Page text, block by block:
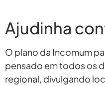
Ajudinha
O plano da Incomum
pensado em todos os
regional, divulgando